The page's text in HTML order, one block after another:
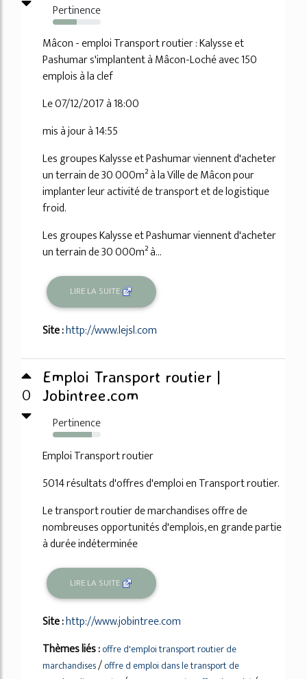
Pertinence
50%
Mâcon - emploi Transport routier : Kalysse et
Pashumar s'implantent à Mâcon-Loché avec 150
emplois à la clef
Le 07/12/2017 à 18:00
mis à jour à 14:55
Les groupes Kalysse et Pashumar viennent d'acheter
un terrain de 30 000m² à la Ville de Mâcon pour
implanter leur activité de transport et de logistique
froid.
Les groupes Kalysse et Pashumar viennent d'acheter
un terrain de 30 000m² à...
LIRE LA SUITE
Site :http://www.lejsl.com
0
Emploi Transport routier |
Jobintree.com
Pertinence
81%
Emploi Transport routier
5014 résultats d'offres d'emploi en Transport routier.
Le transport routier de marchandises offre de
nombreuses opportunités d'emplois, en grande partie
à durée indéterminée
LIRE LA SUITE
Site :http://www.jobintree.com
Thèmes liés :offre d'emploi transport routier de
marchandises/offre d emploi dans le transport de